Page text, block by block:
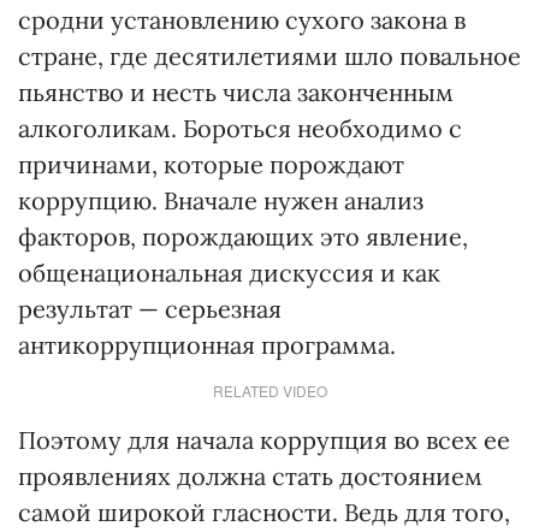
сродни установлению сухого закона в
стране, где десятилетиями шло повальное
пьянство и несть числа законченным
алкоголикам. Бороться необходимо с
причинами, которые порождают
коррупцию. Вначале нужен анализ
факторов, порождающих это явление,
общенациональная дискуссия и как
результат — серьезная
антикоррупционная программа.
RELATED VIDEO
Поэтому для начала коррупция во всех ее
проявлениях должна стать достоянием
самой широкой гласности. Ведь для того,